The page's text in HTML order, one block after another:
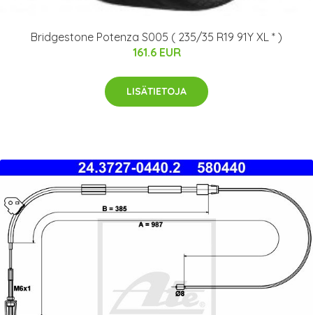
Bridgestone Potenza S005 ( 235/35 R19 91Y XL * )
161.6 EUR
LISÄTIETOJA